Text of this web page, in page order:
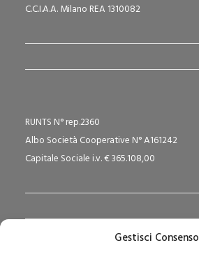
Gestisci Consenso
C.C.I.A.A. Milano REA 1310082
RUNTS N° rep.2360
Albo Società Cooperative N° A161242
Capitale Sociale i.v. € 365.108,00